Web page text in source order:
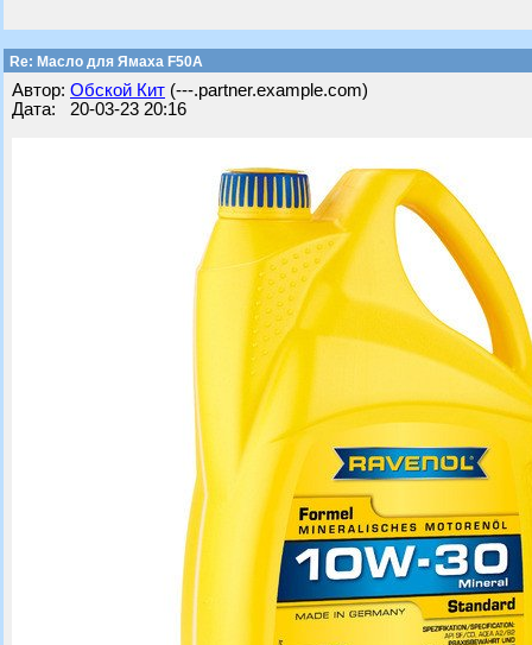
Re: Масло для Ямаха F50A
Автор: Обской Кит (---.partner.example.com)
Дата: 20-03-23 20:16